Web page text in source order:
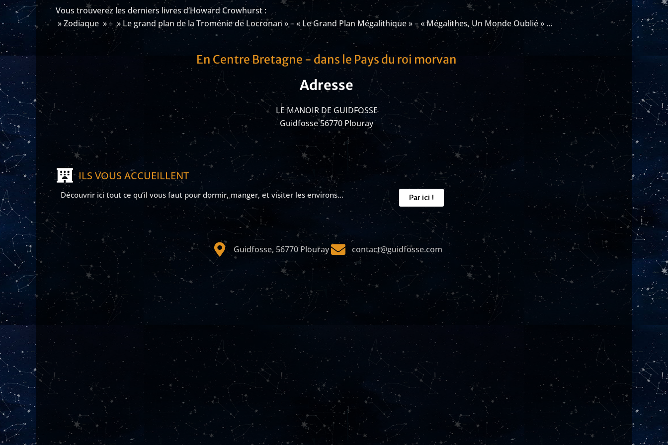
Vous trouverez les derniers livres d’Howard Crowhurst :
» Zodiaque » – » Le grand plan de la Troménie de Locronan » –« Le Grand Plan Mégalithique » – « Mégalithes, Un Monde Oublié » …
En Centre Bretagne - dans le Pays du roi morvan
Adresse
LE MANOIR DE GUIDFOSSE
Guidfosse 56770 Plouray
ILS VOUS ACCUEILLENT
Découvrir ici tout ce qu’il vous faut pour dormir, manger, et visiter les environs… Par ici !
Guidfosse, 56770 Plouray contact@guidfosse.com